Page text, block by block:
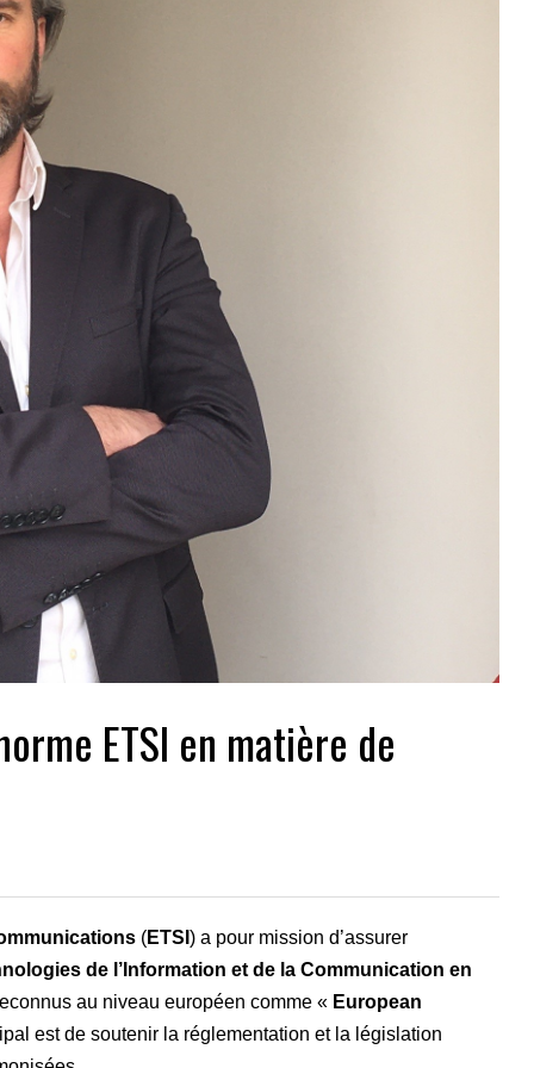
ETSI en matière de
(ETSI ) a pour mission d’assurer
de l’Information et de la Communication en
au niveau européen comme « European
est de soutenir la réglementation et la législation